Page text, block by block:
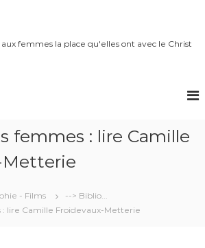
femmes la place qu'elles ont avec le Christ
femmes : lire Camille
Metterie
- Films
--> Biblio...
: lire Camille Froidevaux-Metterie